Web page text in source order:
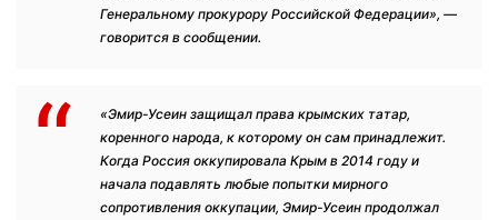
Генеральному прокурору Российской Федерации», —
говорится в сообщении.
«Эмир-Усеин защищал права крымских татар,
коренного народа, к которому он сам принадлежит.
Когда Россия оккупировала Крым в 2014 году и
начала подавлять любые попытки мирного
сопротивления оккупации, Эмир-Усеин продолжал